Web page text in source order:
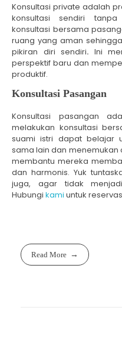
Konsultasi private adalah
konsultasi sendiri
konsultasi bersama
ruang yang aman
pikiran diri sendiri. Ini
perspektif baru dan
produktif.
Konsultasi Pasangan
Konsultasi pasangan
melakukan konsultasi
suami istri dapat belajar
sama lain dan menemukan
membantu mereka
dan harmonis. Yuk
juga, agar tidak
Hubungi kami untuk
Read More